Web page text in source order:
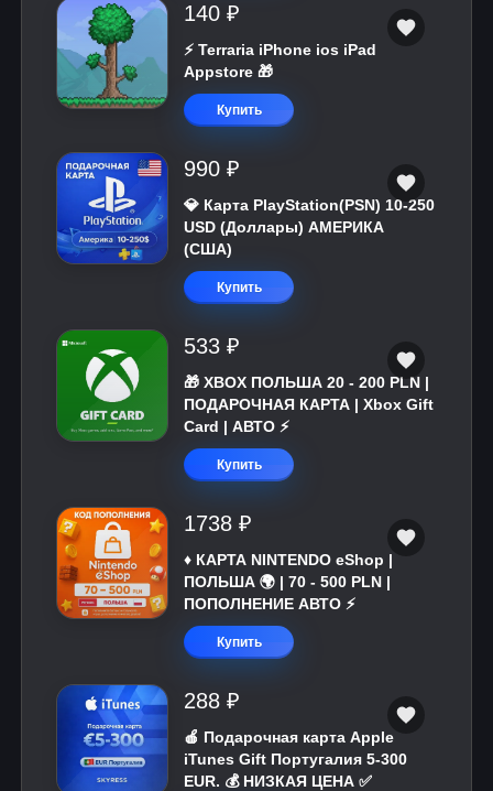
140 ₽
⚡️ Terraria iPhone ios iPad
Appstore 🎁
Купить
990 ₽
💎 Карта PlayStation(PSN) 10-250
USD (Доллары) АМЕРИКА
(США)
Купить
533 ₽
🎁 XBOX ПОЛЬША 20 - 200 PLN |
ПОДАРОЧНАЯ КАРТА | Xbox Gift
Card | АВТО ⚡
Купить
1738 ₽
♦️ КАРТА NINTENDO eShop |
ПОЛЬША 🌍 | 70 - 500 PLN |
ПОПОЛНЕНИЕ АВТО ⚡
Купить
288 ₽
🍎 Подарочная карта Apple
iTunes Gift Португалия 5-300
EUR. 💰 НИЗКАЯ ЦЕНА ✅